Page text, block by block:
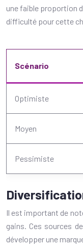
une faible proportion
difficulté pour cette
Scénario
Optimiste
Moyen
Pessimiste
Il est important de
gains. Ces sources
développer une